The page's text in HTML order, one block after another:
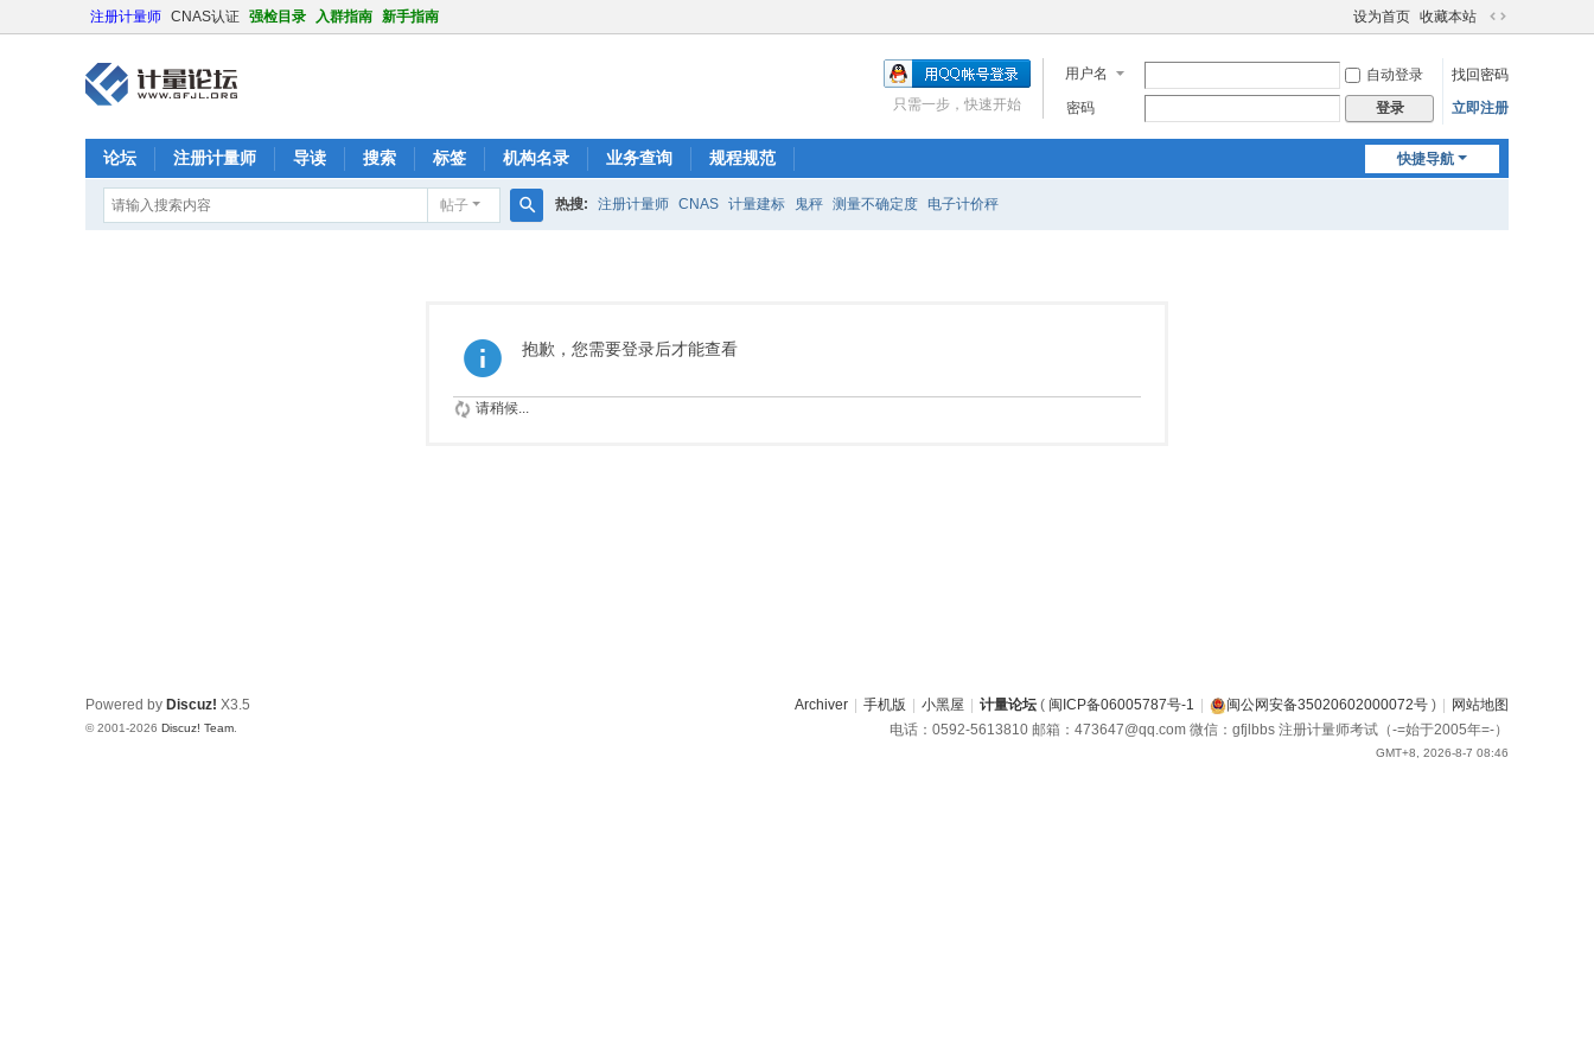
注册计量师 CNAS认证 强检目录 入群指南 新手指南 设为首页 收藏本站
切
到
宽
用户名 自动登录
找回密码
密码
登录 立即注册
只需一步，快速开始
快捷导航
论坛 注册计量师 导读 搜索 标签 机构名录 业务查询 规程规范
帖子 热搜: 注册计量师 CNAS 计量建标 鬼秤 测量不确定度 电子计价秤
抱歉，您需要登录后才能查看
请稍候...
Archiver 手机版 小黑屋 计量论坛 ( 闽ICP备06005787号-1 闽公网安备35020602000072号 )
网站地图
电话：0592-5613810 邮箱：473647@qq.com 微信：gfjlbbs 注册计量师考试（-=始于2005年=-）
GMT+8, 2026-8-7 08:46
Powered by Discuz! X3.5
© 2001-2026 Discuz! Team